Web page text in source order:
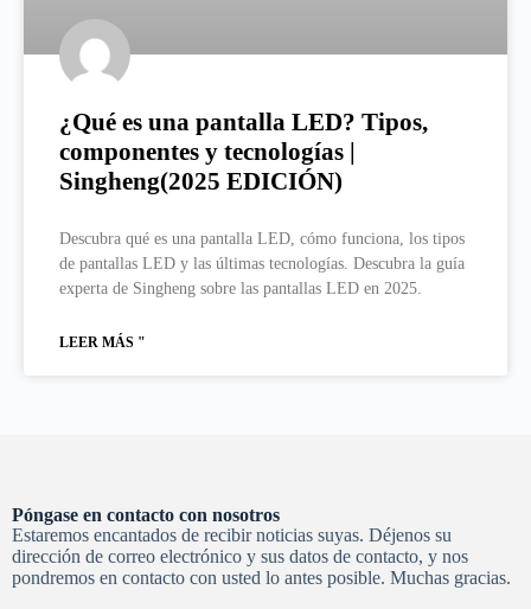
¿Qué es una pantalla LED? Tipos,
componentes y tecnologías |
Singheng(2025 EDICIÓN)
Descubra qué es una pantalla LED, cómo funciona, los tipos
de pantallas LED y las últimas tecnologías. Descubra la guía
experta de Singheng sobre las pantallas LED en 2025.
LEER MÁS "
Póngase en contacto con nosotros
Estaremos encantados de recibir noticias suyas. Déjenos su
dirección de correo electrónico y sus datos de contacto, y nos
pondremos en contacto con usted lo antes posible. Muchas gracias.